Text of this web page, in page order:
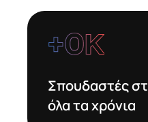
+0Κ
Σπουδαστές
όλα τα χρόνια